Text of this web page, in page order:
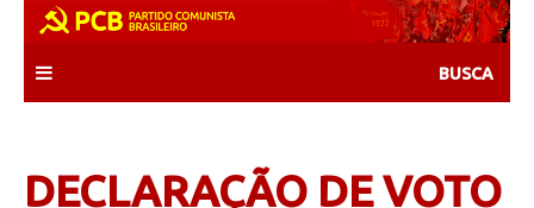
content
DECLARAÇÃO DE VOTO